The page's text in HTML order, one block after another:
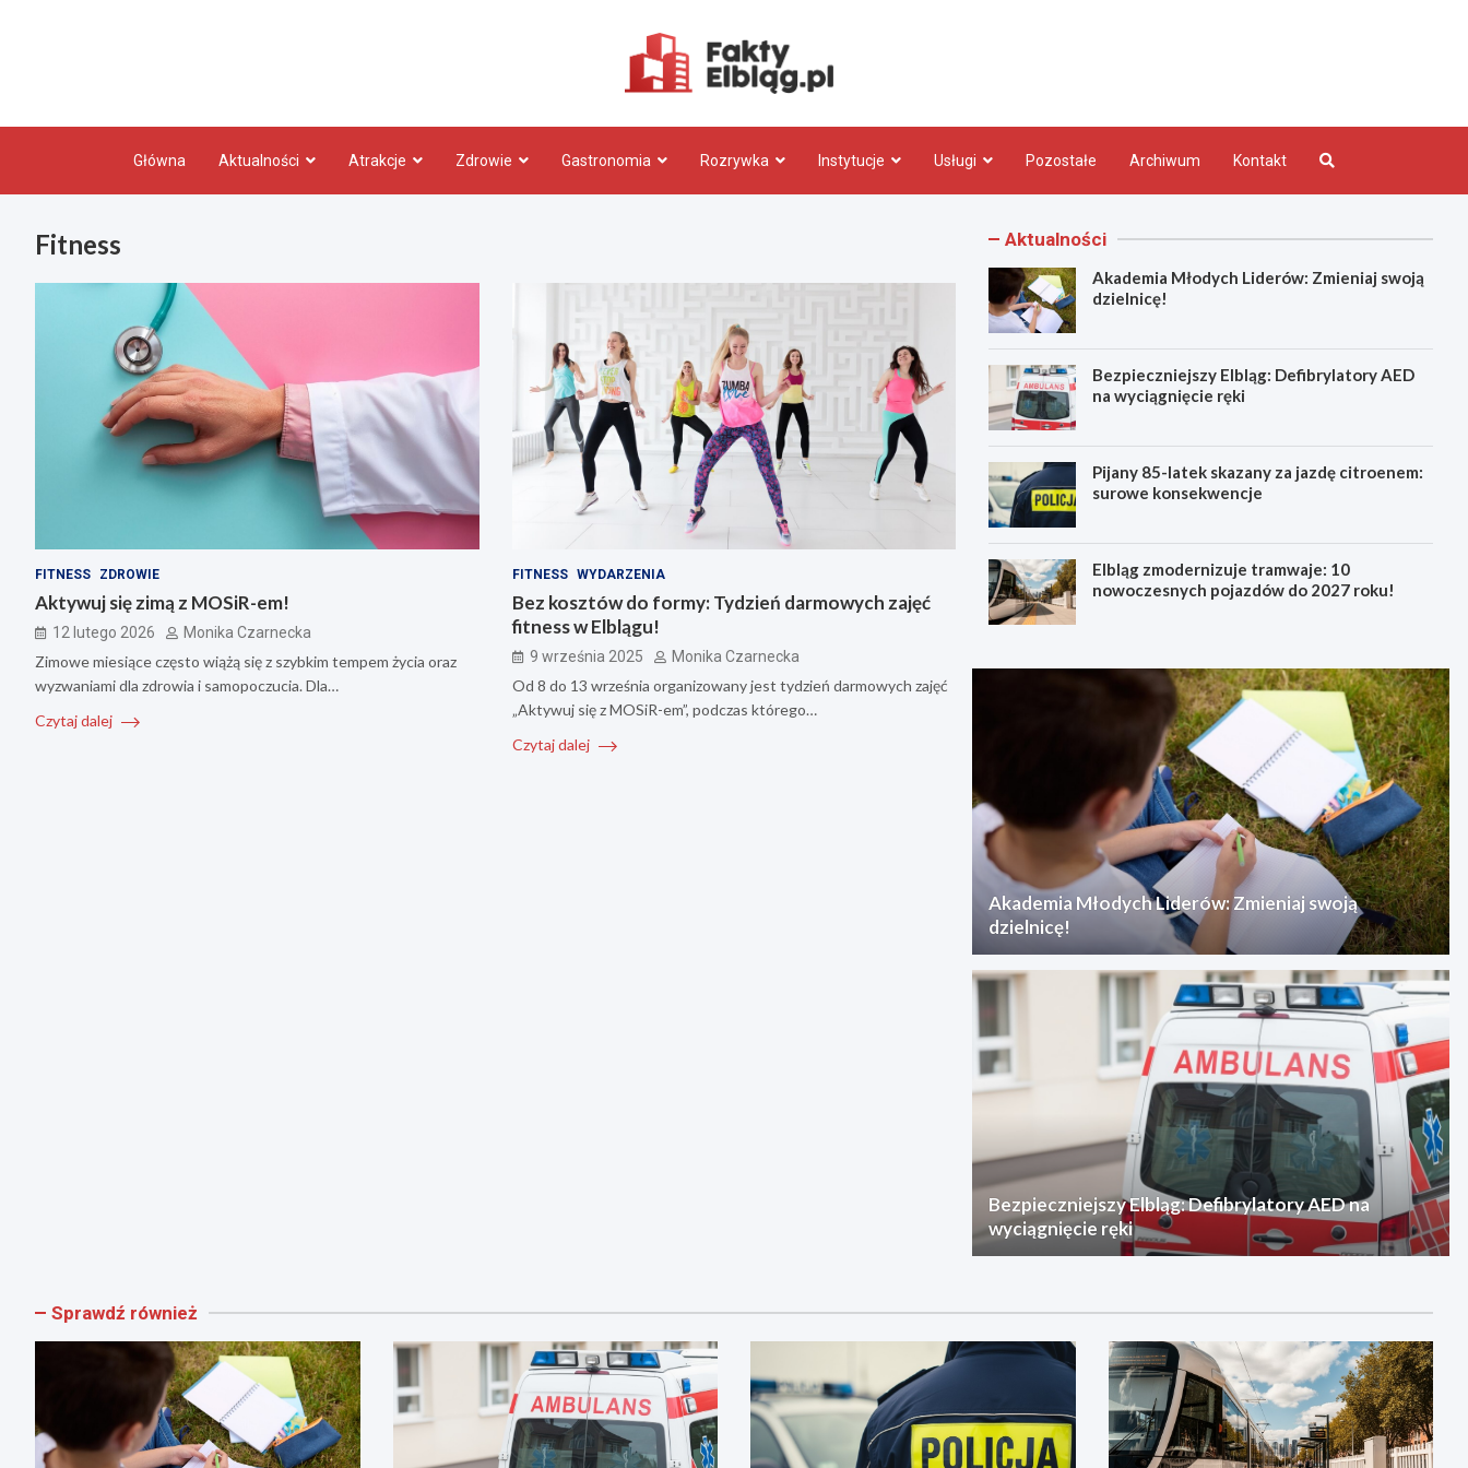
Główna Aktualności Atrakcje Zdrowie Gastronomia Rozrywka Instytucje Usługi Pozostałe Archiwum Kontakt
Fitness
FITNESS ZDROWIE
Aktywuj się zimą z MOSiR-em!
12 lutego 2026 Monika Czarnecka
Zimowe miesiące często wiążą się z szybkim tempem życia oraz
wyzwaniami dla zdrowia i samopoczucia. Dla…
Czytaj dalej
FITNESS WYDARZENIA
Bez kosztów do formy: Tydzień darmowych zajęć
fitness w Elblągu!
9 września 2025 Monika Czarnecka
Od 8 do 13 września organizowany jest tydzień darmowych zajęć
„Aktywuj się z MOSiR-em”, podczas którego…
Czytaj dalej
Aktualności
Akademia Młodych Liderów: Zmieniaj swoją
dzielnicę!
Bezpieczniejszy Elbląg: Defibrylatory AED
na wyciągnięcie ręki
Pijany 85-latek skazany za jazdę citroenem:
surowe konsekwencje
Elbląg zmodernizuje tramwaje: 10
nowoczesnych pojazdów do 2027 roku!
Akademia Młodych Liderów: Zmieniaj swoją
dzielnicę!
Bezpieczniejszy Elbląg: Defibrylatory AED na
wyciągnięcie ręki
Sprawdź również